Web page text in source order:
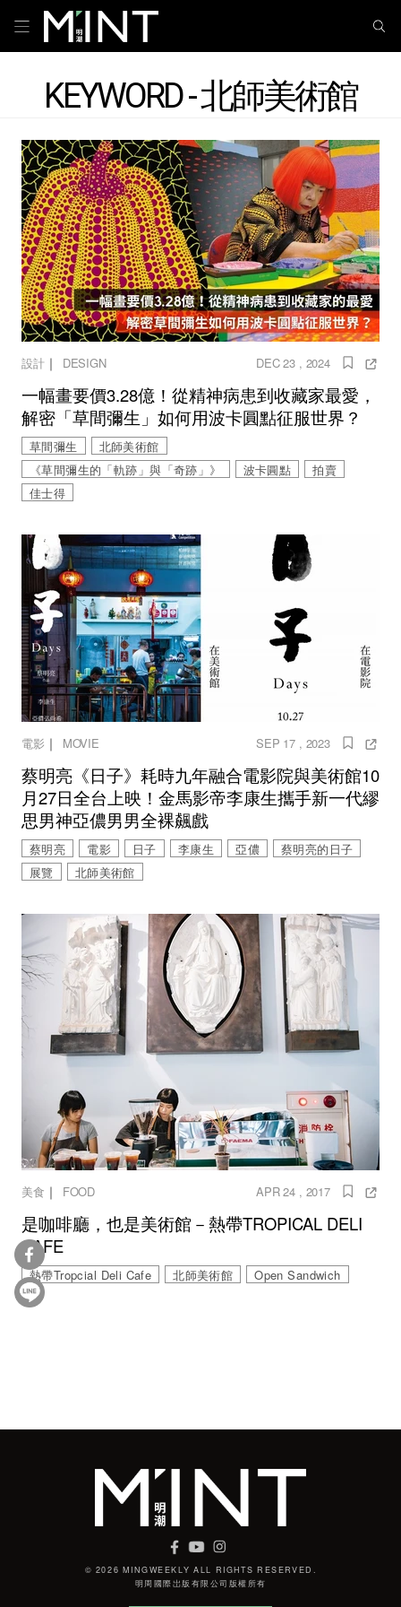
KEYWORD - 北師美術館
設計｜ DESIGN DEC 23 , 2024
一幅畫要價3.28億！從精神病患到收藏家最愛，
解密「草間彌生」如何用波卡圓點征服世界？
草間彌生
北師美術館
《草間彌生的「軌跡」與「奇跡」》
波卡圓點
拍賣
佳士得
電影 ｜ MOVIE SEP 17 , 2023
蔡明亮《日子》耗時九年融合電影院與美術館10
月27日全台上映！金馬影帝李康生攜手新一代繆
思男神亞儂男男全裸飆戲
蔡明亮 電影 日子 李康生 亞儂
蔡明亮的日子
展覽
北師美術館
美食 ｜ FOOD APR 24 , 2017
是咖啡廳，也是美術館－熱帶TROPICAL DELI
CAFE
熱帶Tropcial Deli Cafe 北師美術館 Open Sandwich
© 2026 MINGWEEKLY ALL RIGHTS RESERVED.
明周國際岀版有限公司版權所有